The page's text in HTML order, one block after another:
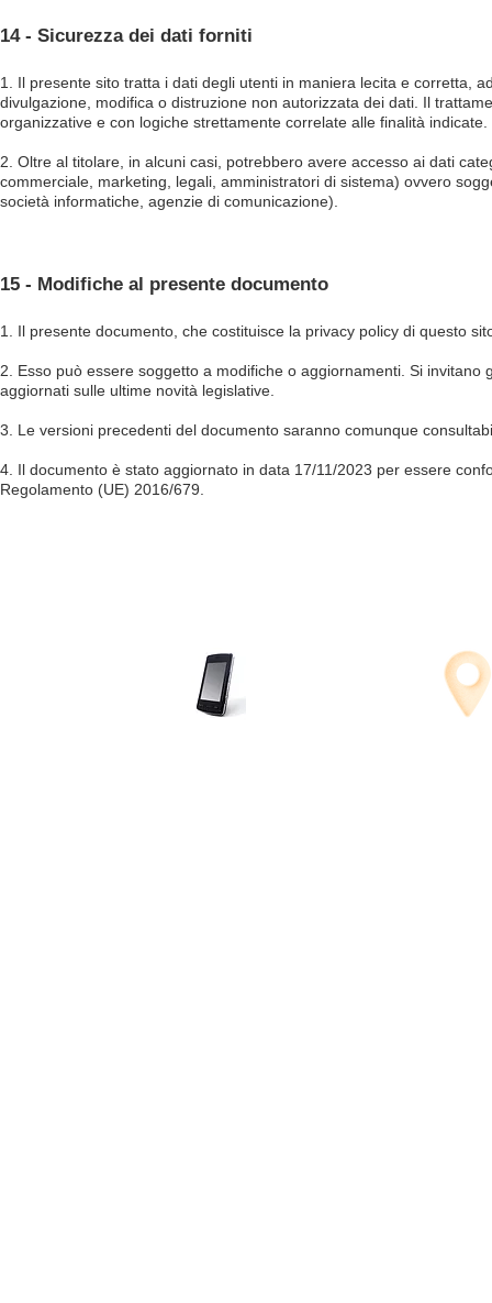
14 - Sicurezza dei dati forniti
1. Il presente sito tratta i dati degli utenti in maniera lecita e corretta,
divulgazione, modifica o distruzione non autorizzata dei dati. Il
organizzative e con logiche strettamente correlate alle finalità indicate.
2. Oltre al titolare, in alcuni casi, potrebbero avere accesso ai dati
commerciale, marketing, legali, amministratori di sistema) ovvero
società informatiche, agenzie di comunicazione).
15 - Modifiche al presente documento
1. Il presente documento, che costituisce la privacy policy di questo
2. Esso può essere soggetto a modifiche o aggiornamenti. Si
aggiornati sulle ultime novità legislative.
3. Le versioni precedenti del documento saranno comunque
4. Il documento è stato aggiornato in data 17/11/2023 per essere
Regolamento (UE) 2016/679.